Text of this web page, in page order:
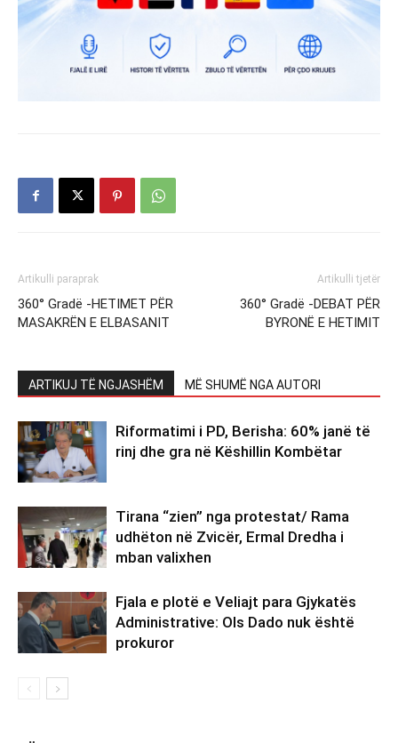
Artikulli paraprak
360° Gradë -HETIMET PËR
MASAKRËN E ELBASANIT
Artikulli tjetër
360° Gradë -DEBAT PËR
BYRONË E HETIMIT
ARTIKUJ TË NGJASHËM MË SHUMË NGA AUTORI
Riformatimi i PD, Berisha: 60% janë të
rinj dhe gra në Këshillin Kombëtar
Tirana “zien” nga protestat/ Rama
udhëton në Zvicër, Ermal Dredha i
mban valixhen
Fjala e plotë e Veliajt para Gjykatës
Administrative: Ols Dado nuk është
prokuror